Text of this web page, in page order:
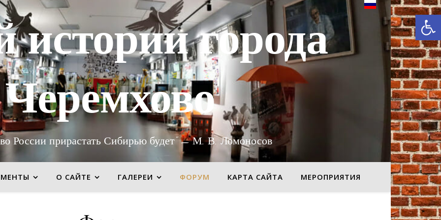
истории города
Черемхово
России прирастать Сибирью будет" — М. В. Ломоносов
О САЙТЕ ГАЛЕРЕИ ФОРУМ КАРТА САЙТА МЕРОПРИЯТИЯ